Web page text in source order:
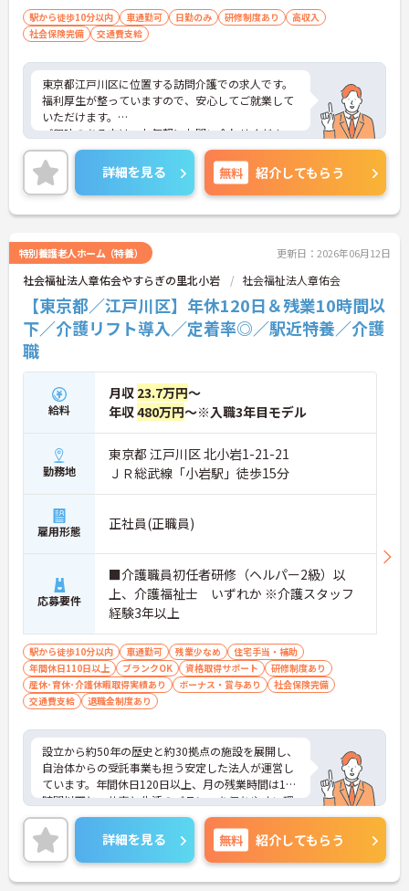
駅から徒歩10分以内 車通勤可 日勤のみ 研修制度あり
高収入
社会保険完備
交通費支給
東京都江戸川区に位置する訪問介護での求人です。
福利厚生が整っていますので、安心してご就業して
いただけます。
ご興味のある方は、お気軽にお問い合わせくださ
い。
詳細を見る 無料 紹介してもらう
特別養護老人ホーム（特養） 更新日：2026年06月12日
社会福祉法人章佑会やすらぎの里北小岩 社会福祉法人章佑会
【東京都／江戸川区】年休120日＆残業10時間以
下／介護リフト導入／定着率◎／駅近特養／介護
職
給料
月収 23.7万円～
年収480万円～※入職3年目モデル
勤務地
東京都 江戸川区 北小岩1-21-21
ＪＲ総武線「小岩駅」徒歩15分
雇用形態 正社員(正職員)
応募要件
■介護職員初任者研修（ヘルパー2級）以
上、介護福祉士 いずれか ※介護スタッフ
経験3年以上
駅から徒歩10分以内 車通勤可 残業少なめ
住宅手当・補助
年間休日110日以上
ブランクOK 資格取得サポート
研修制度あり
産休･育休･介護休暇取得実績あり
ボーナス・賞与あり
社会保険完備
交通費支給
退職金制度あり
設立から約50年の歴史と約30拠点の施設を展開し、
自治体からの受託事業も担う安定した法人が運営し
ています。年間休日120日以上、月の残業時間は10
時間以下と、仕事と生活のバランスを保ちやすい環
境が整っています。賞与実績3.6ヶ月分に加え、住宅
手当や扶養手当など生活を支える各種手当も充実し
ています。現場では介護リフトの導入や電子記録シ
ステムを活用し体力的な負担を軽減する工夫を取り
入れています。定着率は85％以上を誇り（2026年6
詳細を見る 無料 紹介してもらう